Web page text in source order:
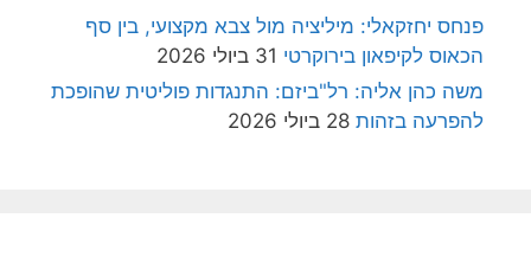
פנחס יחזקאלי: מיליציה מול צבא מקצועי, בין סף
הכאוס לקיפאון בירוקרטי 31 ביולי 2026
משה כהן אליה: רל"ביזם: התנגדות פוליטית שהופכת
להפרעה בזהות 28 ביולי 2026